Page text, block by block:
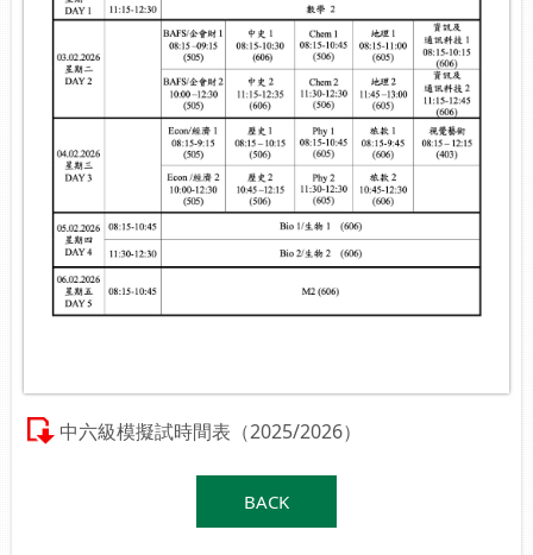
中六級模擬試時間表（2025/2026）
BACK